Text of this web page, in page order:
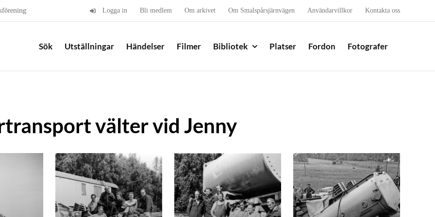
Logga in Bli medlem Om arkivet Om Smalspårsjärnvägen Användarvillkor Kontakta oss
Sök Utställningar Händelser Filmer Bibliotek Platser Fordon Fotografer
välter vid Jenny